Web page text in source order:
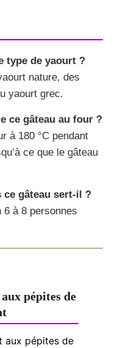
type de yaourt ?
nature, des
yaourt grec.
ce gâteau au four ?
à 180 °C pendant
ce que le gâteau
ce gâteau sert-il ?
6 à 8 personnes
pépites de
aux pépites de